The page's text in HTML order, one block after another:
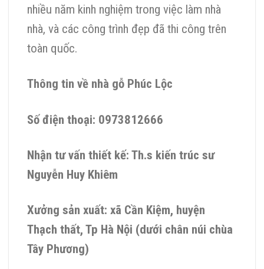
nhiều năm kinh nghiệm trong việc làm nhà
nhà, và các công trình đẹp đã thi công trên
toàn quốc.
Thông tin về nhà gỗ Phúc Lộc
Số điện thoại: 0973812666
Nhận tư vấn thiết kế: Th.s kiến trúc sư
Nguyễn Huy Khiêm
Xưởng sản xuất: xã Cần Kiệm, huyện
Thạch thất, Tp Hà Nội (dưới chân núi chùa
Tây Phương)